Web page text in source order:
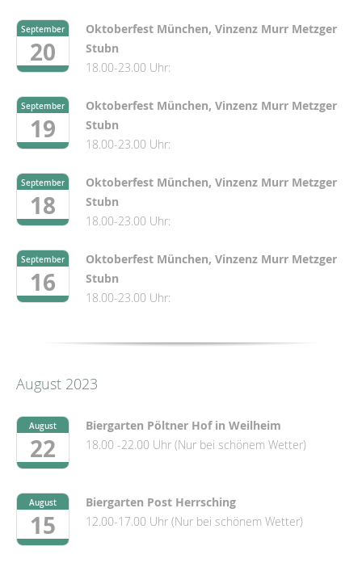
September
20
Oktoberfest München, Vinzenz Murr Metzger
Stubn
18.00-23.00 Uhr:
September
19
Oktoberfest München, Vinzenz Murr Metzger
Stubn
18.00-23.00 Uhr:
September
18
Oktoberfest München, Vinzenz Murr Metzger
Stubn
18.00-23.00 Uhr:
September
16
Oktoberfest München, Vinzenz Murr Metzger
Stubn
18.00-23.00 Uhr:
August 2023
August
22
Biergarten Pöltner Hof in Weilheim
18.00 -22.00 Uhr (Nur bei schönem Wetter)
August
15
Biergarten Post Herrsching
12.00-17.00 Uhr (Nur bei schönem Wetter)